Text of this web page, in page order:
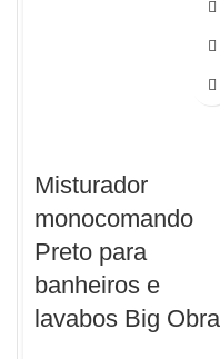
Misturador
monocomando
Preto para
banheiros e
lavabos Big Obra